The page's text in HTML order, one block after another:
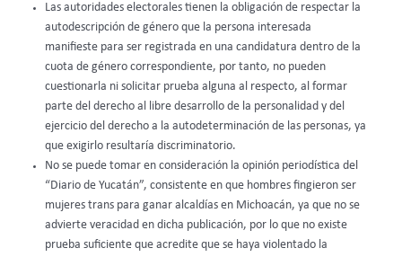
Las autoridades electorales tienen la obligación de respectar la
autodescripción de género que la persona interesada
manifieste para ser registrada en una candidatura dentro de la
cuota de género correspondiente, por tanto, no pueden
cuestionarla ni solicitar prueba alguna al respecto, al formar
parte del derecho al libre desarrollo de la personalidad y del
ejercicio del derecho a la autodeterminación de las personas, ya
que exigirlo resultaría discriminatorio.
No se puede tomar en consideración la opinión periodística del
“Diario de Yucatán”, consistente en que hombres fingieron ser
mujeres trans para ganar alcaldías en Michoacán, ya que no se
advierte veracidad en dicha publicación, por lo que no existe
prueba suficiente que acredite que se haya violentado la